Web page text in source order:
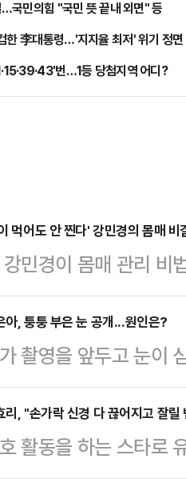
국민의힘 "국민 뜻 끝내 외면" 등
한 李대통령…'지지율 최저' 위기 정
번…1등 당첨지역 어디?
먹어도 안 찐다' 강민경의 몸매 비
민경이 몸매 관리 비
29일 개인채널 '걍
다. 영상에서 강민경
아니다"라며 "식탐
리고 관리할 때는 열
살찌지 않느냐'는 질
먹으려고 되도록 노
, 퉁퉁 부은 눈 공개...원인은?
촬영을 앞두고 눈이
인채널 ‘방가네’에
부은 상태로 보는 이
이유를 모르겠는데
, "손가락 신경 다 끊어지고 잘
활동을 하는 스타로